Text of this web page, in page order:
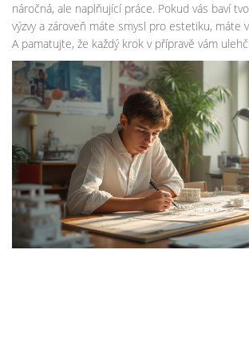
náročná, ale naplňující práce. Pokud vás baví
výzvy a zároveň máte smysl pro estetiku, máte
A pamatujte, že každý krok v přípravě vám